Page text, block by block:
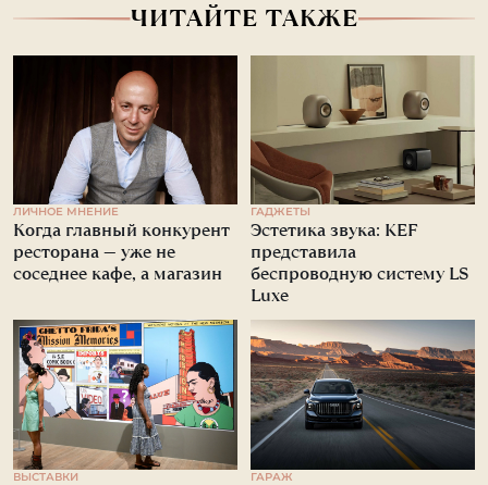
ЧИТАЙТЕ ТАКЖЕ
ЛИЧНОЕ МНЕНИЕ
Когда главный конкурент
ресторана — уже не
соседнее кафе, а магазин
ГАДЖЕТЫ
Эстетика звука: KEF
представила
беспроводную систему LS
Luxe
ВЫСТАВКИ ГАРАЖ